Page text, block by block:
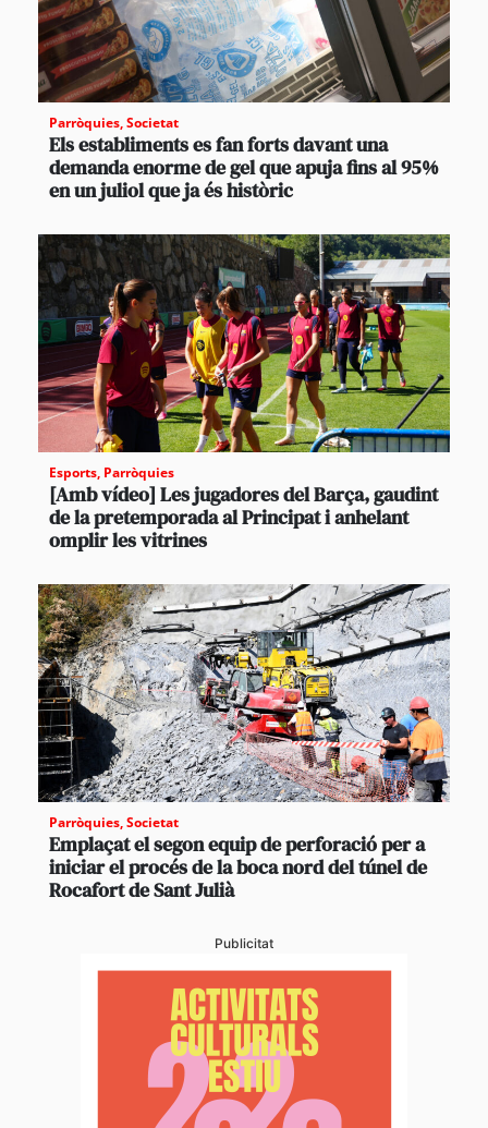
Parròquies,Societat
Els establiments es fan forts davant una
demanda enorme de gel que apuja fins al 95%
en un juliol que ja és històric
Esports, Parròquies
[Amb vídeo] Les jugadores del Barça, gaudint
de la pretemporada al Principat i anhelant
omplir les vitrines
Parròquies,Societat
Emplaçat el segon equip de perforació per a
iniciar el procés de la boca nord del túnel de
Rocafort de Sant Julià
Publicitat